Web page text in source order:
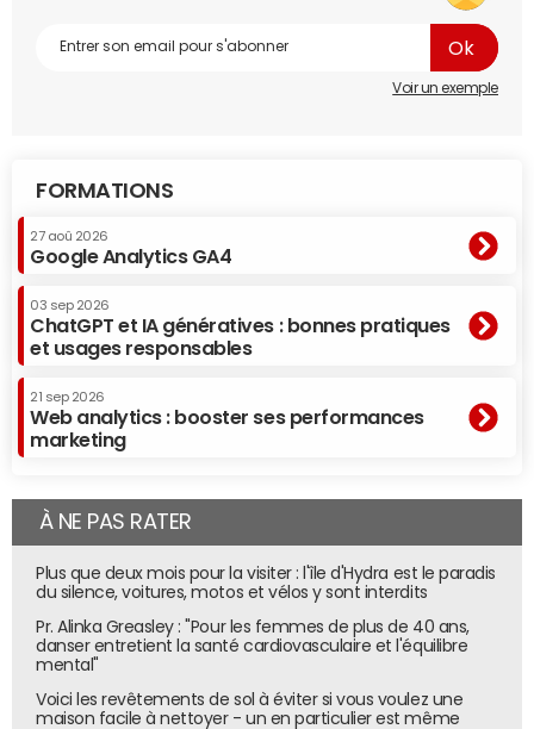
Voir un exemple
FORMATIONS
27 aoû 2026
Google Analytics GA4
03 sep 2026
ChatGPT et IA génératives : bonnes pratiques
et usages responsables
21 sep 2026
Web analytics : booster ses performances
marketing
À NE PAS RATER
Plus que deux mois pour la visiter : l'île d'Hydra est le paradis
du silence, voitures, motos et vélos y sont interdits
Pr. Alinka Greasley : "Pour les femmes de plus de 40 ans,
danser entretient la santé cardiovasculaire et l'équilibre
mental"
Voici les revêtements de sol à éviter si vous voulez une
maison facile à nettoyer - un en particulier est même